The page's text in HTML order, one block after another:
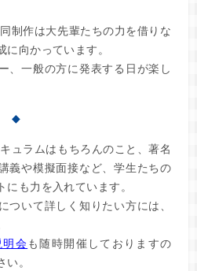
制作は大先輩たちの力を借りな
向かっています。
、一般の方に発表する日が楽し
ュラムはもちろんのこと、著名
義や模擬面接など、学生たちの
も力を入れています。
ついて詳しく知りたい方には、
明会も随時開催しておりますの
。